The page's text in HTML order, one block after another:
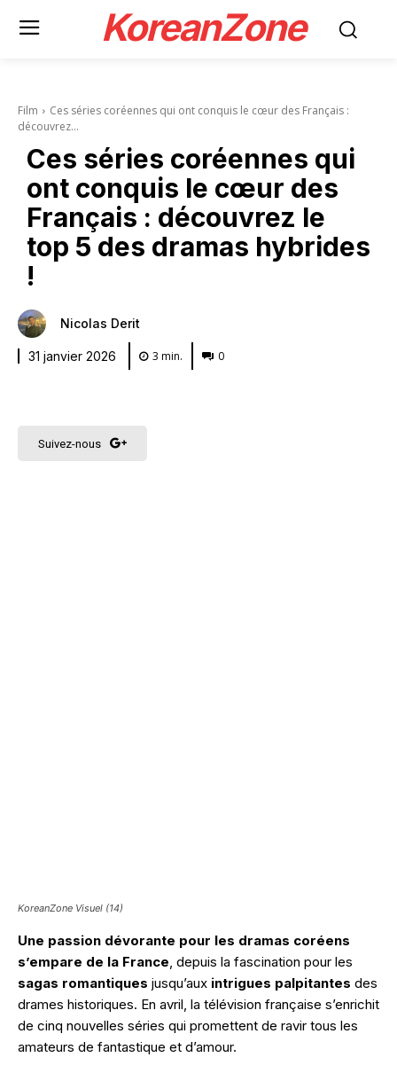
KoreanZone
Film
Ces séries coréennes qui ont conquis le cœur des Français :
découvrez...
Ces séries coréennes qui
ont conquis le cœur des
Français : découvrez le
top 5 des dramas hybrides
!
Nicolas Derit
31 janvier 2026 3 min. 0
Suivez-nous
KoreanZone Visuel (14)
Une passion dévorante pour les dramas coréens
s’empare de la France , depuis la fascination pour les
sagas romantiques jusqu’aux intrigues palpitantes des
drames historiques. En avril, la télévision française s’enrichit
de cinq nouvelles séries qui promettent de ravir tous les
amateurs de fantastique et d’amour.